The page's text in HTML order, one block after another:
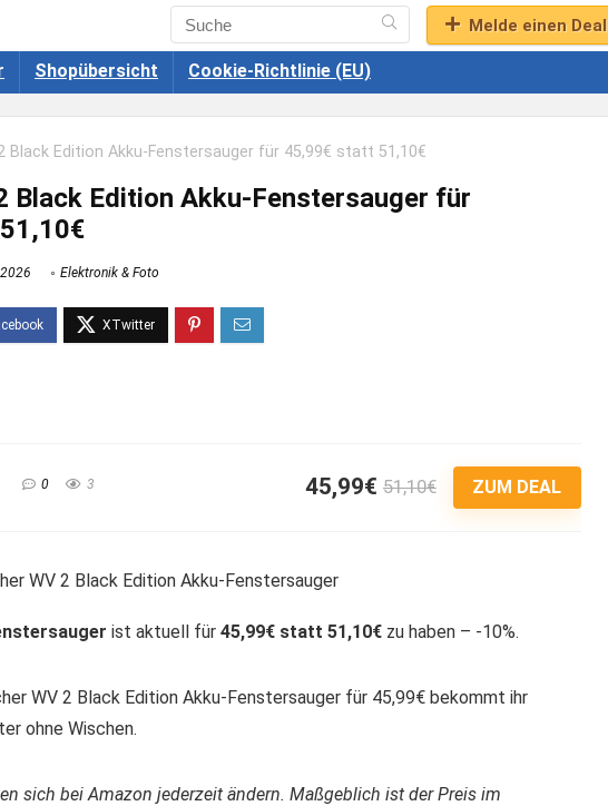
Melde einen Deal
Shopübersicht Cookie-Richtlinie (EU)
Black Edition Akku-Fenstersauger für 45,99€ statt 51,10€
Black Edition Akku-Fenstersauger für
Elektronik & Foto
0 3 45,99€ 51,10€ ZUM DEAL
ist aktuell für 45,99€ statt 51,10€ zu haben – -10%.
WV 2 Black Edition Akku-Fenstersauger für 45,99€ bekommt ihr
ohne Wischen.
sich bei Amazon jederzeit ändern. Maßgeblich ist der Preis im